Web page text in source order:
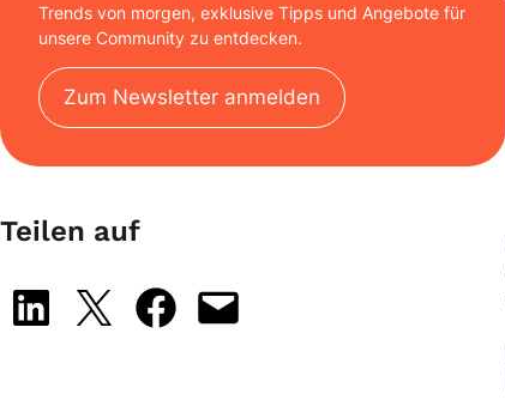
Trends von morgen, exklusive Tipps und Angebote für
unsere Community zu entdecken.
Zum Newsletter anmelden
Teilen auf
Share on LinkedIn
Share on X Share on Facebook
Email this Page